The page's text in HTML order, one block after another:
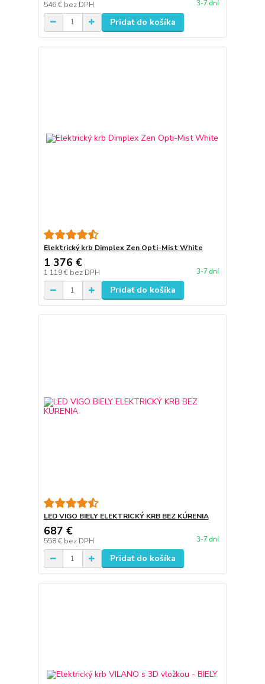
546 € bez DPH 3-7 dní
Pridať do košíka
Elektrický krb Dimplex Zen Opti-Mist White
1 376 €
1 119 € bez DPH 3-7 dní
Pridať do košíka
LED VIGO BIELY ELEKTRICKÝ KRB BEZ KÚRENIA
687 €
558 € bez DPH 3-7 dní
Pridať do košíka